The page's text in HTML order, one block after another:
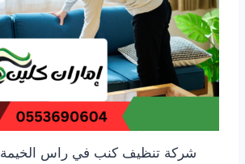
شركة تنظيف كنب في راس الخيمة